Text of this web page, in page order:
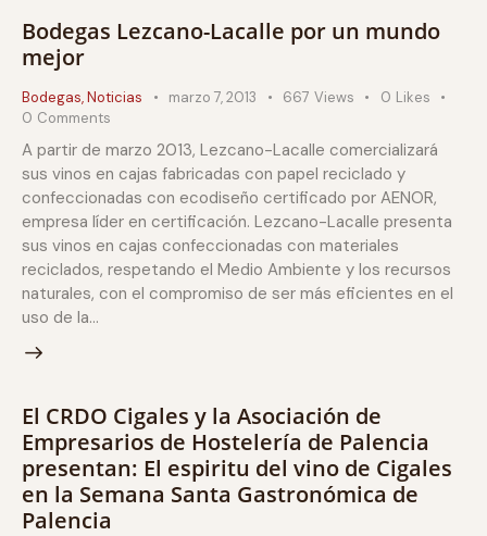
Bodegas Lezcano-Lacalle por un mundo
mejor
Bodegas,Noticias marzo 7, 2013 667 Views 0 Likes
0 Comments
A partir de marzo 2013, Lezcano-Lacalle comercializará
sus vinos en cajas fabricadas con papel reciclado y
confeccionadas con ecodiseño certificado por AENOR,
empresa líder en certificación. Lezcano-Lacalle presenta
sus vinos en cajas confeccionadas con materiales
reciclados, respetando el Medio Ambiente y los recursos
naturales, con el compromiso de ser más eficientes en el
uso de la…
El CRDO Cigales y la Asociación de
Empresarios de Hostelería de Palencia
presentan: El espiritu del vino de Cigales
en la Semana Santa Gastronómica de
Palencia